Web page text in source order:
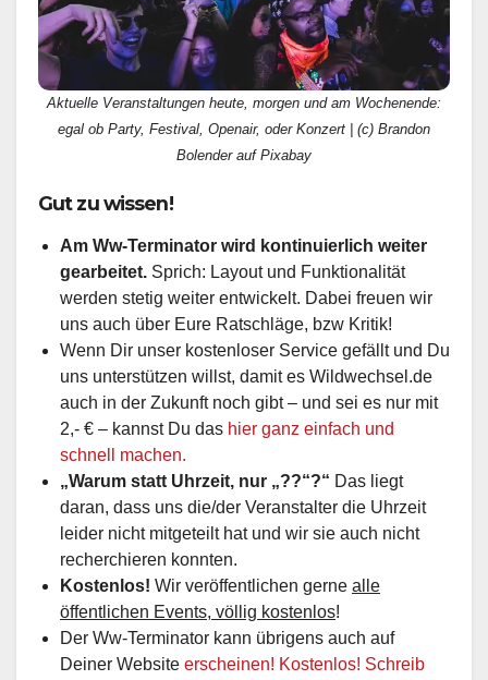
Aktuelle Veranstaltungen heute, morgen und am Wochenende:
egal ob Party, Festival, Openair, oder Konzert | (c) Brandon
Bolender auf Pixabay
Gut zu wissen!
Am Ww-Terminator wird kontinuierlich weiter
gearbeitet. Sprich: Layout und Funktionalität
werden stetig weiter entwickelt. Dabei freuen wir
uns auch über Eure Ratschläge, bzw Kritik!
Wenn Dir unser kostenloser Service gefällt und Du
uns unterstützen willst, damit es Wildwechsel.de
auch in der Zukunft noch gibt – und sei es nur mit
2,- € – kannst Du das hier ganz einfach und
schnell machen.
„Warum statt Uhrzeit, nur „??“?“ Das liegt
daran, dass uns die/der Veranstalter die Uhrzeit
leider nicht mitgeteilt hat und wir sie auch nicht
recherchieren konnten.
Kostenlos! Wir veröffentlichen gerne alle
öffentlichen Events, völlig kostenlos!
Der Ww-Terminator kann übrigens auch auf
Deiner Website erscheinen! Kostenlos! Schreib